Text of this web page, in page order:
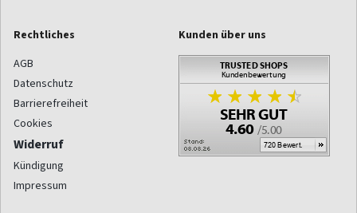
Rechtliches
AGB
Datenschutz
Barrierefreiheit
Cookies
Widerruf
Kündigung
Impressum
Kunden über uns